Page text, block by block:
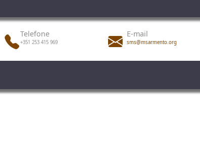
Telefone
+351 253 415 969
E-mail
sms@msarmento.org